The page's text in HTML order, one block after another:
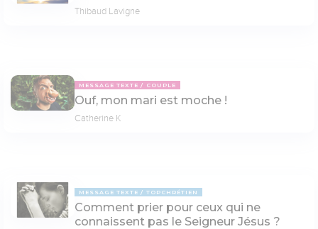
Thibaud Lavigne
MESSAGE TEXTE COUPLE
Ouf, mon mari est moche !
Catherine K
MESSAGE TEXTE TOPCHRÉTIEN
Comment prier pour ceux qui ne
connaissent pas le Seigneur Jésus ?